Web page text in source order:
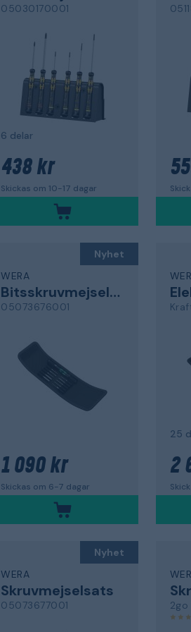
05030170001
6 delar
438 kr
Skickas om 10-17 dagar
Nyhet
WERA
Bitsskruvmejselsats
05073676001
1 090 kr
Skickas om 6-7 dagar
25
2
Nyhet
WERA
Skruvmejselsats
05073677001 2go